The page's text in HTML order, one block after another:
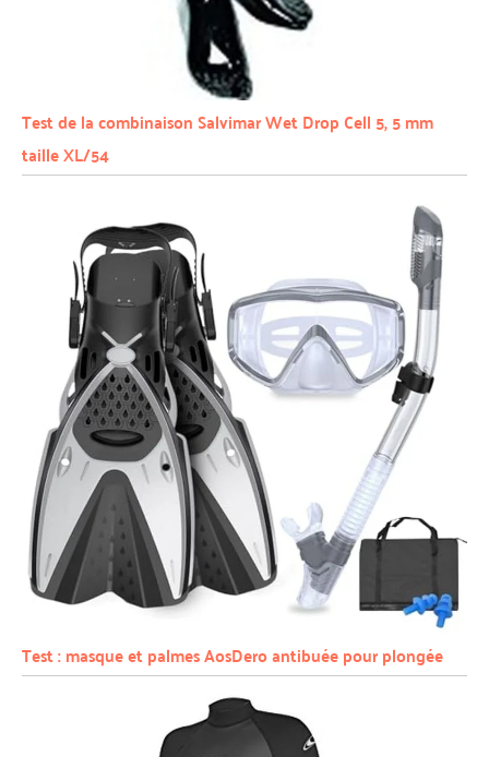
Test de la combinaison Salvimar Wet Drop Cell 5, 5 mm
taille XL/54
Test : masque et palmes AosDero antibuée pour plongée